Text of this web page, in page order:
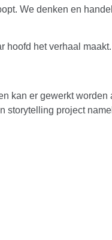
We denken en
hoofd het verhaal maakt.
kan er gewerkt
storytelling project